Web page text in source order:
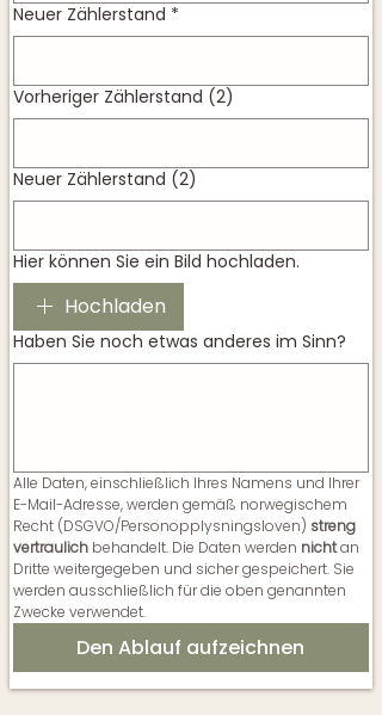
Neuer Zählerstand *
Vorheriger Zählerstand (2)
Neuer Zählerstand (2)
Hier können Sie ein Bild hochladen.
Hochladen
Haben Sie noch etwas anderes im Sinn?
Alle Daten, einschließlich Ihres Namens und Ihrer
E-Mail-Adresse, werden gemäß norwegischem
Recht (DSGVO/Personopplysningsloven) streng
vertraulich behandelt. Die Daten werden nicht an
Dritte weitergegeben und sicher gespeichert. Sie
werden ausschließlich für die oben genannten
Zwecke verwendet.
Den Ablauf aufzeichnen